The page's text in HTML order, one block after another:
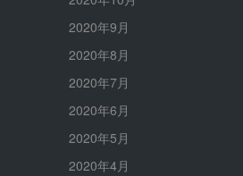
2020年9月
2020年8月
2020年7月
2020年6月
2020年5月
2020年4月